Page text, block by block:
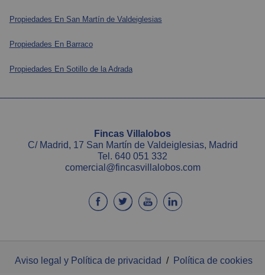
Propiedades En San Martín de Valdeiglesias
Propiedades En Barraco
Propiedades En Sotillo de la Adrada
Fincas Villalobos
C/ Madrid, 17 San Martín de Valdeiglesias, Madrid
Tel. 640 051 332
comercial@fincasvillalobos.com
Aviso legal y Política de privacidad / Política de cookies